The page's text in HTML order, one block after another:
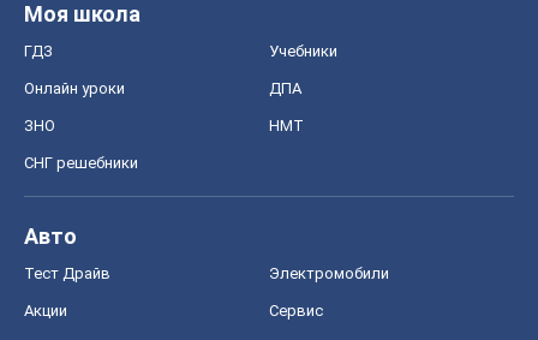
Моя школа
ГДЗ Учебники
Онлайн уроки ДПА
ЗНО НМТ
СНГ решебники
Авто
Тест Драйв Электромобили
Акции Сервис